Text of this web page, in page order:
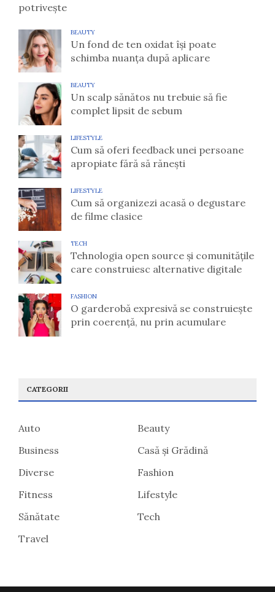
potrivește
BEAUTY
Un fond de ten oxidat își poate
schimba nuanța după aplicare
BEAUTY
Un scalp sănătos nu trebuie să fie
complet lipsit de sebum
LIFESTYLE
Cum să oferi feedback unei persoane
apropiate fără să rănești
LIFESTYLE
Cum să organizezi acasă o degustare
de filme clasice
TECH
Tehnologia open source și comunitățile
care construiesc alternative digitale
FASHION
O garderobă expresivă se construiește
prin coerență, nu prin acumulare
CATEGORII
Auto
Beauty
Business
Casă și Grădină
Diverse
Fashion
Fitness
Lifestyle
Sănătate
Tech
Travel